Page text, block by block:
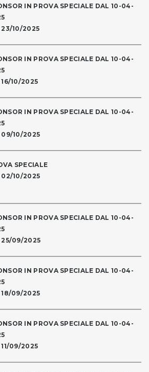
IN PROVA SPECIALE DAL 10-04-
10/2025
IN PROVA SPECIALE DAL 10-04-
10/2025
IN PROVA SPECIALE DAL 10-04-
10/2025
SPECIALE
10/2025
IN PROVA SPECIALE DAL 10-04-
09/2025
IN PROVA SPECIALE DAL 10-04-
09/2025
IN PROVA SPECIALE DAL 10-04-
09/2025